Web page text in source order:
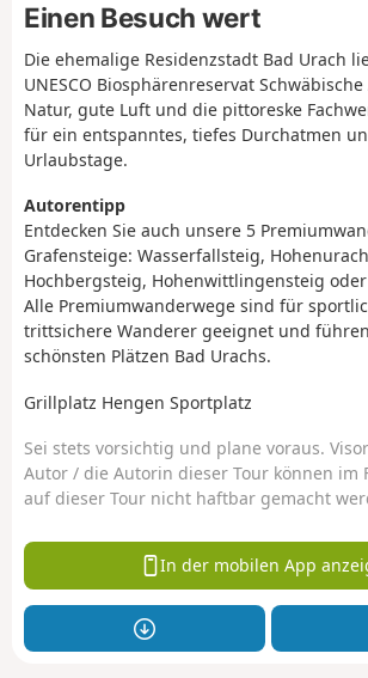
Einen Besuch wert
Die ehemalige Residenzstadt Bad Urach
UNESCO Biosphärenreservat
Natur, gute Luft und die pittoreske
für ein entspanntes, tiefes Durchatmen
Urlaubstage.
Autorentipp
Entdecken Sie auch unsere 5
Grafensteige: Wasserfallsteig,
Hochbergsteig, Hohenwittlingensteig
Alle Premiumwanderwege sind für
trittsichere Wanderer geeignet und
schönsten Plätzen Bad Urachs.
Grillplatz Hengen Sportplatz
Sei stets vorsichtig und plane voraus.
Autor / die Autorin dieser Tour können im
auf dieser Tour nicht haftbar gemacht
In der mobilen App